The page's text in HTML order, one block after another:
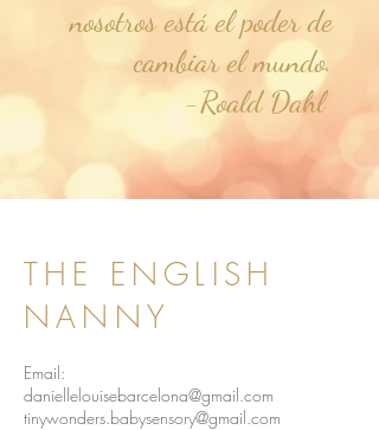
nosotros está el poder de
cambiar el mundo.
-Roald Dahl
THE ENGLISH
NANNY
Email:
daniellelouisebarcelona@gmail.com
tinywonders.babysensory@gmail.com